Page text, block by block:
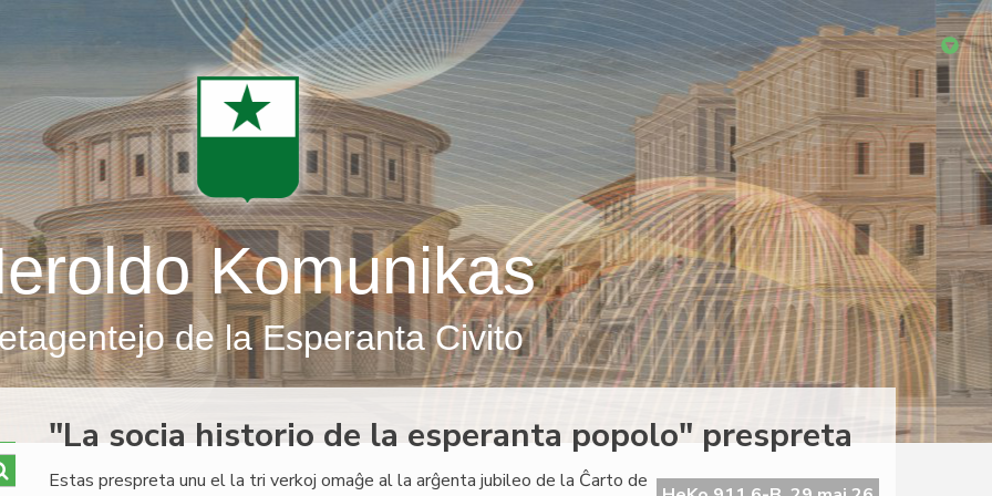
Komunikas
de la Esperanta Civito
"La socia historio de la esperanta popolo" prespreta
Estas prespreta unu el la tri verkoj omaĝe al la arĝenta jubileo de la Ĉarto de